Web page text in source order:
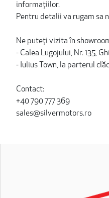
informațiilor.
Pentru detalii va rugam sa
Ne puteți vizita în
- Calea Lugojului, Nr. 135,
- Iulius Town, la parterul
Contact:
+40 790 777 369
sales@silvermotors.ro